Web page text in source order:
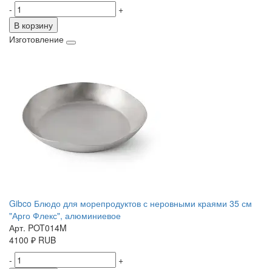
-
+
В корзину
Изготовление
Gibco Блюдо для морепродуктов с неровными краями 35 см
"Арго Флекс", алюминиевое
Арт. POT014M
4100 ₽ RUB
-
+